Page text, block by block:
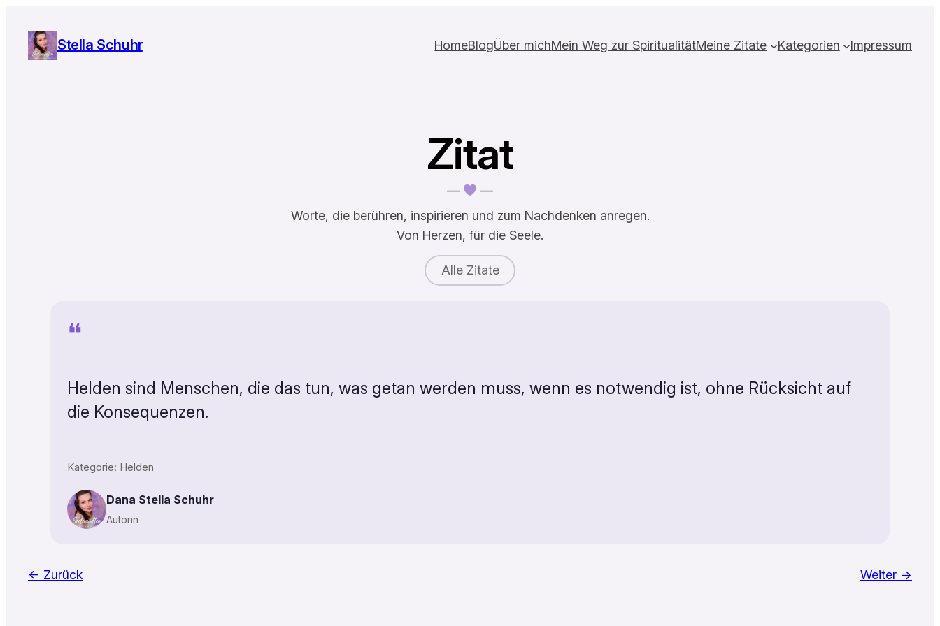
Inhalt
springen
Stella Schuhr HomeBlogÜber michMein Weg zur SpiritualitätMeine Zitate Kategorien Impressum
Zitat
—
—
Worte, die berühren, inspirieren und zum Nachdenken anregen.
Von Herzen, für die Seele.
Alle Zitate
❝
Helden sind Menschen, die das tun, was getan werden muss, wenn es notwendig ist, ohne Rücksicht auf
die Konsequenzen.
Kategorie: Helden
Dana Stella Schuhr
Autorin
← Zurück Weiter →